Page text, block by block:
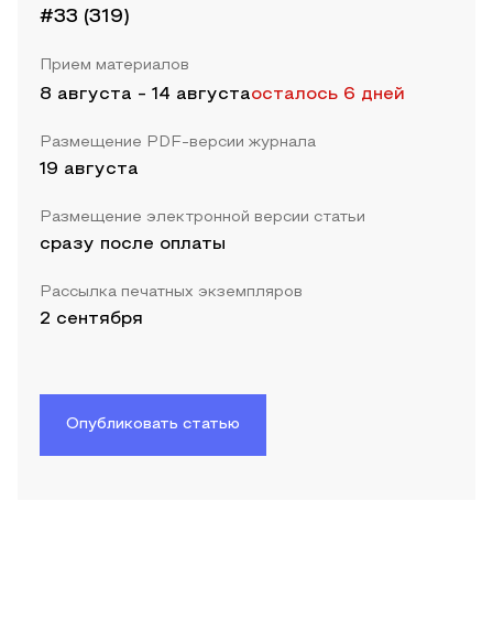
#33 (319)
Прием материалов
8 августа - 14 августаосталось 6 дней
Размещение PDF-версии журнала
19 августа
Размещение электронной версии статьи
сразу после оплаты
Рассылка печатных экземпляров
2 сентября
Опубликовать статью